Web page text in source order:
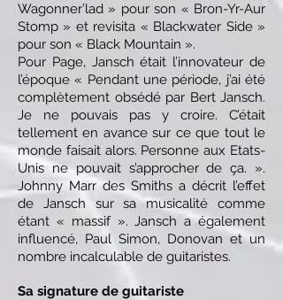
Wagonner’lad » pour son « Bron-Yr-Aur
Stomp » et revisita « Blackwater Side »
pour son « Black Mountain ».
Pour Page, Jansch était l’innovateur de
l’époque « Pendant une période, j’ai été
complètement obsédé par Bert Jansch.
Je ne pouvais pas y croire. C’était
tellement en avance sur ce que tout le
monde faisait alors. Personne aux Etats-
Unis ne pouvait s’approcher de ça. ».
Johnny Marr des Smiths a décrit l’effet
de Jansch sur sa musicalité comme
étant « massif ». Jansch a également
influencé, Paul Simon, Donovan et un
nombre incalculable de guitaristes.
Sa signature de guitariste